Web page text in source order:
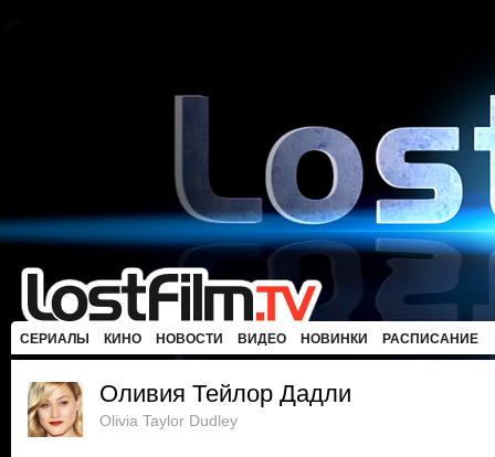
СЕРИАЛЫ КИНО НОВОСТИ ВИДЕО НОВИНКИ РАСПИСАНИЕ
Оливия Тейлор Дадли
Olivia Taylor Dudley